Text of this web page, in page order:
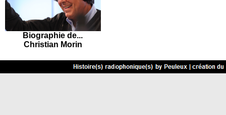
Biographie de...
Christian Morin